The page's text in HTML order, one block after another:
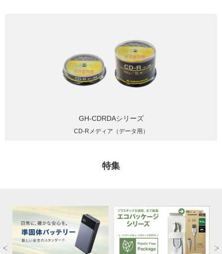
GH-CDRDAシリーズ
CD-Rメディア（データ用）
特集